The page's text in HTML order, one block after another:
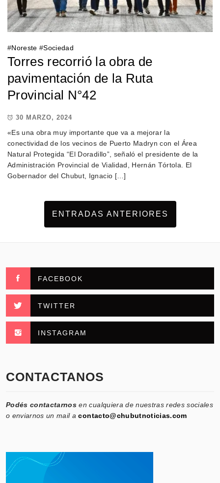
#Noreste #Sociedad
Torres recorrió la obra de
pavimentación de la Ruta
Provincial N°42
30 MARZO, 2024
«Es una obra muy importante que va a mejorar la
conectividad de los vecinos de Puerto Madryn con el Área
Natural Protegida “El Doradillo”, señaló el presidente de la
Administración Provincial de Vialidad, Hernán Tórtola. El
Gobernador del Chubut, Ignacio […]
ENTRADAS ANTERIORES
FACEBOOK
TWITTER
INSTAGRAM
CONTACTANOS
Podés contactarnos en cualquiera de nuestras redes sociales
o enviarnos un mail acontacto@chubutnoticias.com